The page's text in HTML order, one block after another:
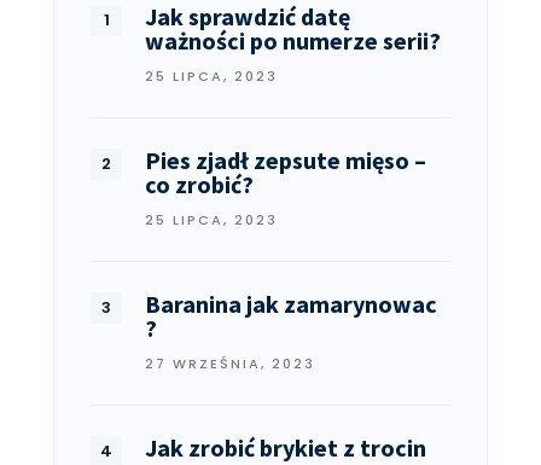
Jak sprawdzić datę
ważności po numerze serii?
25 LIPCA, 2023
Pies zjadł zepsute mięso –
co zrobić?
25 LIPCA, 2023
Baranina jak zamarynowac
?
27 WRZEŚNIA, 2023
Jak zrobić brykiet z trocin